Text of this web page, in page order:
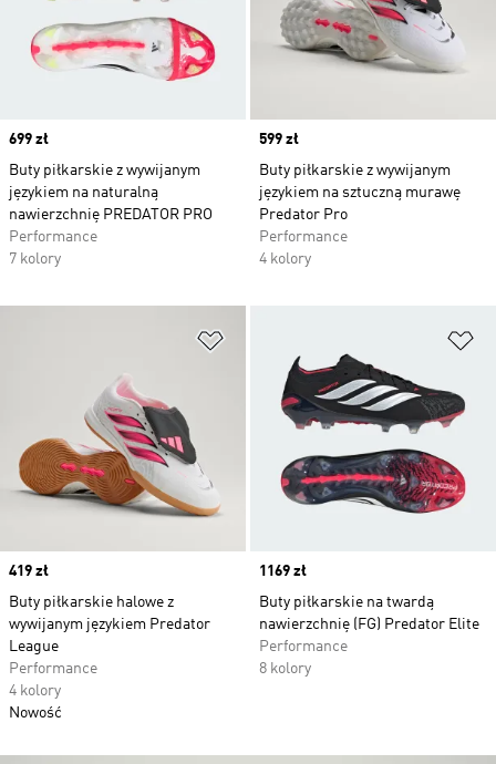
Price
699 zł
Buty piłkarskie z wywijanym
językiem na naturalną
nawierzchnię PREDATOR PRO
Performance
7 kolory
Price
599 zł
Buty piłkarskie z wywijanym
językiem na sztuczną murawę
Predator Pro
Performance
4 kolory
Price
419 zł
Buty piłkarskie halowe z
wywijanym językiem Predator
League
Performance
4 kolory
Nowość
Price
1169 zł
Buty piłkarskie na twardą
nawierzchnię (FG) Predator Elite
Performance
8 kolory